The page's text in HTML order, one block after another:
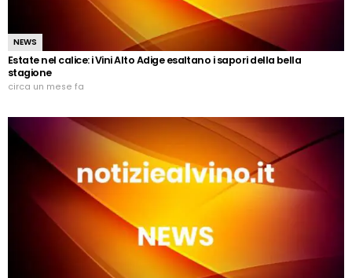
NEWS
Estate nel calice: i Vini Alto Adige esaltano i sapori della bella
stagione
circa un mese fa